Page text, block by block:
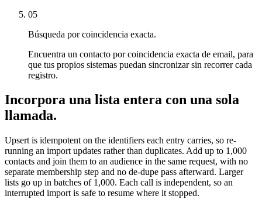
05
Búsqueda por coincidencia exacta.
Encuentra un contacto por coincidencia exacta de email, para
que tus propios sistemas puedan sincronizar sin recorrer cada
registro.
Incorpora una lista entera con una sola
llamada.
Upsert is idempotent on the identifiers each entry carries, so re-
running an import updates rather than duplicates. Add up to 1,000
contacts and join them to an audience in the same request, with no
separate membership step and no de-dupe pass afterward. Larger
lists go up in batches of 1,000. Each call is independent, so an
interrupted import is safe to resume where it stopped.